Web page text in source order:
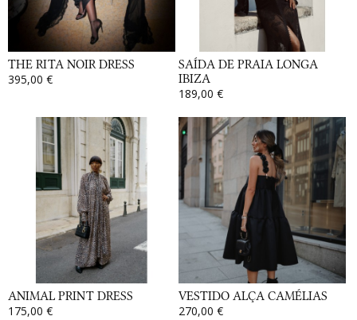
THE RITA NOIR DRESS
395,00 €
SAÍDA DE PRAIA LONGA
IBIZA
189,00 €
ANIMAL PRINT DRESS
175,00 €
VESTIDO ALÇA CAMÉLIAS
270,00 €